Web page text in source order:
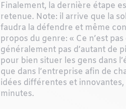
Finalement, la dernière étape
retenue. Note: il arrive que la
faudra la défendre et même
propos du genre: « Ce n’est
généralement pas d’autant de
pour bien situer les gens dans
que dans l’entreprise afin de
idées différentes et
minutes.